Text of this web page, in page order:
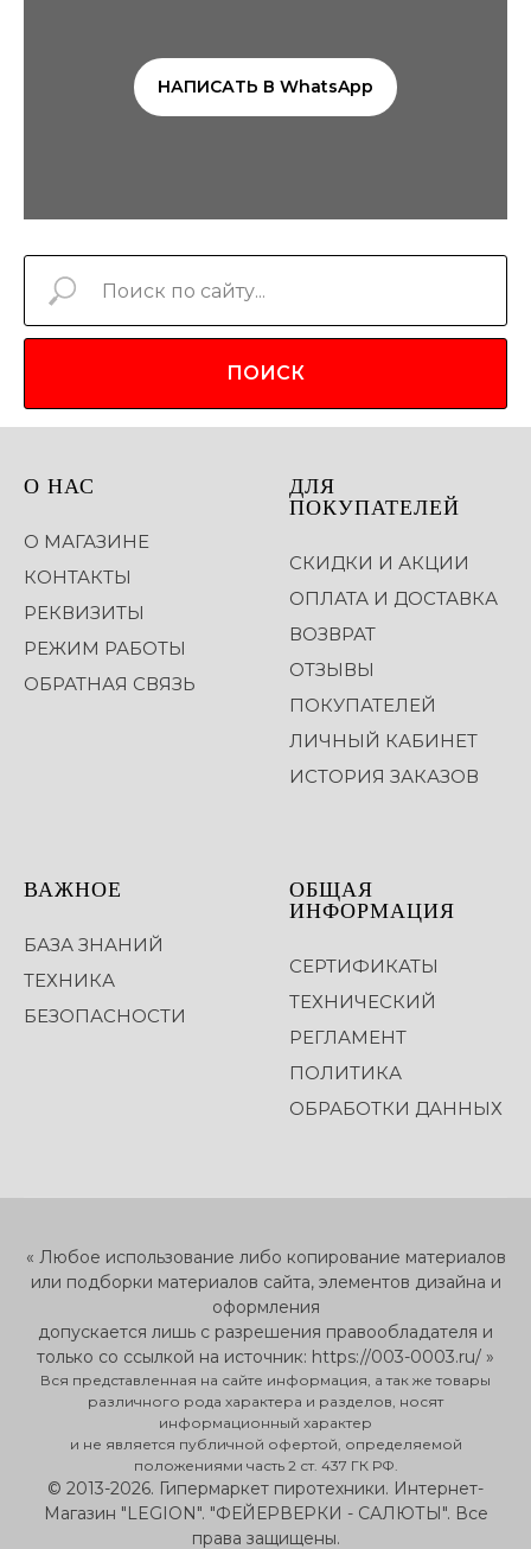
НАПИСАТЬ В WhatsApp
ПОИСК
О НАС
О МАГАЗИНЕ
КОНТАКТЫ
РЕКВИЗИТЫ
РЕЖИМ РАБОТЫ
ОБРАТНАЯ СВЯЗЬ
ДЛЯ
ПОКУПАТЕЛЕЙ
СКИДКИ И АКЦИИ
ОПЛАТА И ДОСТАВКА
ВОЗВРАТ
ОТЗЫВЫ
ПОКУПАТЕЛЕЙ
ЛИЧНЫЙ КАБИНЕТ
ИСТОРИЯ ЗАКАЗОВ
ВАЖНОЕ
БАЗА ЗНАНИЙ
ТЕХНИКА
БЕЗОПАСНОСТИ
ОБЩАЯ
ИНФОРМАЦИЯ
СЕРТИФИКАТЫ
ТЕХНИЧЕСКИЙ
РЕГЛАМЕНТ
ПОЛИТИКА
ОБРАБОТКИ ДАННЫХ
« Любое использование либо копирование материалов
или подборки материалов сайта, элементов дизайна и
оформления
допускается лишь с разрешения правообладателя и
только со ссылкой на источник: https://003-0003.ru/ »
Вся представленная на сайте информация, а так же товары
различного рода характера и разделов, носят
информационный характер
и не является публичной офертой, определяемой
положениями часть 2 ст. 437 ГК РФ.
© 2013-2026. Гипермаркет пиротехники. Интернет-
Магазин "LEGION". "ФЕЙЕРВЕРКИ - САЛЮТЫ". Все
права защищены.